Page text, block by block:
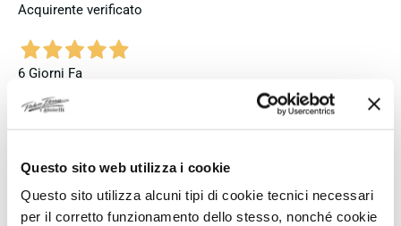
Questo sito web utilizza i cookie
Questo sito utilizza alcuni tipi di cookie tecnici necessari
per il corretto funzionamento dello stesso, nonché cookie
Acquirente verificato
6 Giorni Fa
Zum dritten mal dort von Fope Schmuck gekauft. Super
Service, tolle Preise! Ich kann Fabio Ferro ohne Bedenken
Acquirente verificato